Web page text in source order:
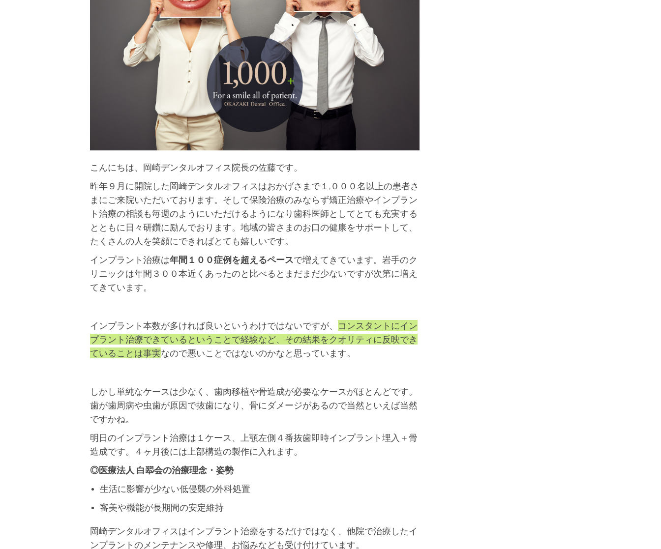
こんにちは、岡崎デンタルオフィス院長の佐藤です。
昨年９月に開院した岡崎デンタルオフィスはおかげさまで１,０００名以上の患者さ
まにご来院いただいております。そして保険治療のみならず矯正治療やインプラン
ト治療の相談も毎週のようにいただけるようになり歯科医師としてとても充実する
とともに日々研鑽に励んでおります。地域の皆さまのお口の健康をサポートして、
たくさんの人を笑顔にできればとても嬉しいです。
インプラント治療は年間１００症例を超えるペースで増えてきています。岩手のク
リニックは年間３００本近くあったのと比べるとまだまだ少ないですが次第に増え
てきています。
インプラント本数が多ければ良いというわけではないですが、 コンスタントにイン
プラント治療できているということで経験など、その結果をクオリティに反映でき
ていることは事実なので悪いことではないのかなと思っています。
しかし単純なケースは少なく、歯肉移植や骨造成が必要なケースがほとんどです。
歯が歯周病や虫歯が原因で抜歯になり、骨にダメージがあるので当然といえば当然
ですかね。
明日のインプラント治療は１ケース、上顎左側４番抜歯即時インプラント埋入＋骨
造成です。４ヶ月後には上部構造の製作に入れます。
◎医療法人 白翆会の治療理念・姿勢
生活に影響が少ない低侵襲の外科処置
審美や機能が長期間の安定維持
岡崎デンタルオフィスはインプラント治療をするだけではなく、他院で治療したイ
ンプラントのメンテナンスや修理、お悩みなども受け付けています。